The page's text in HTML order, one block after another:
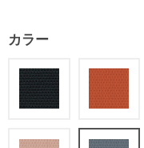
カラー